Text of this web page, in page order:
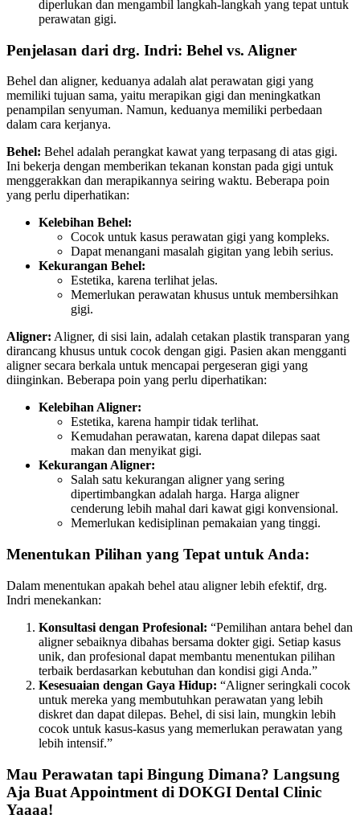
diperlukan dan mengambil langkah-langkah yang tepat untuk
perawatan gigi.
Penjelasan dari drg. Indri: Behel vs. Aligner
Behel dan aligner, keduanya adalah alat perawatan gigi yang
memiliki tujuan sama, yaitu merapikan gigi dan meningkatkan
penampilan senyuman. Namun, keduanya memiliki perbedaan
dalam cara kerjanya.
Behel: Behel adalah perangkat kawat yang terpasang di atas gigi.
Ini bekerja dengan memberikan tekanan konstan pada gigi untuk
menggerakkan dan merapikannya seiring waktu. Beberapa poin
yang perlu diperhatikan:
Kelebihan Behel:
Cocok untuk kasus perawatan gigi yang kompleks.
Dapat menangani masalah gigitan yang lebih serius.
Kekurangan Behel:
Estetika, karena terlihat jelas.
Memerlukan perawatan khusus untuk membersihkan
gigi.
Aligner: Aligner, di sisi lain, adalah cetakan plastik transparan yang
dirancang khusus untuk cocok dengan gigi. Pasien akan mengganti
aligner secara berkala untuk mencapai pergeseran gigi yang
diinginkan. Beberapa poin yang perlu diperhatikan:
Kelebihan Aligner:
Estetika, karena hampir tidak terlihat.
Kemudahan perawatan, karena dapat dilepas saat
makan dan menyikat gigi.
Kekurangan Aligner:
Salah satu kekurangan aligner yang sering
dipertimbangkan adalah harga. Harga aligner
cenderung lebih mahal dari kawat gigi konvensional.
Memerlukan kedisiplinan pemakaian yang tinggi.
Menentukan Pilihan yang Tepat untuk Anda:
Dalam menentukan apakah behel atau aligner lebih efektif, drg.
Indri menekankan:
Konsultasi dengan Profesional: “Pemilihan antara behel dan
aligner sebaiknya dibahas bersama dokter gigi. Setiap kasus
unik, dan profesional dapat membantu menentukan pilihan
terbaik berdasarkan kebutuhan dan kondisi gigi Anda.”
Kesesuaian dengan Gaya Hidup: “Aligner seringkali cocok
untuk mereka yang membutuhkan perawatan yang lebih
diskret dan dapat dilepas. Behel, di sisi lain, mungkin lebih
cocok untuk kasus-kasus yang memerlukan perawatan yang
lebih intensif.”
Mau Perawatan tapi Bingung Dimana? Langsung
Aja Buat Appointment di DOKGI Dental Clinic
Yaaaa!